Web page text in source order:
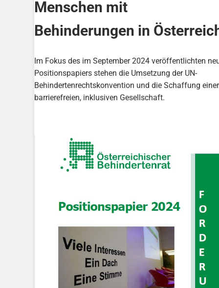
Menschen mit
Behinderungen in
Im Fokus des im September 2024 veröffentlichten
Positionspapiers stehen die Umsetzung der UN-
Behindertenrechtskonvention und die Schaffung einer
barrierefreien, inklusiven Gesellschaft.